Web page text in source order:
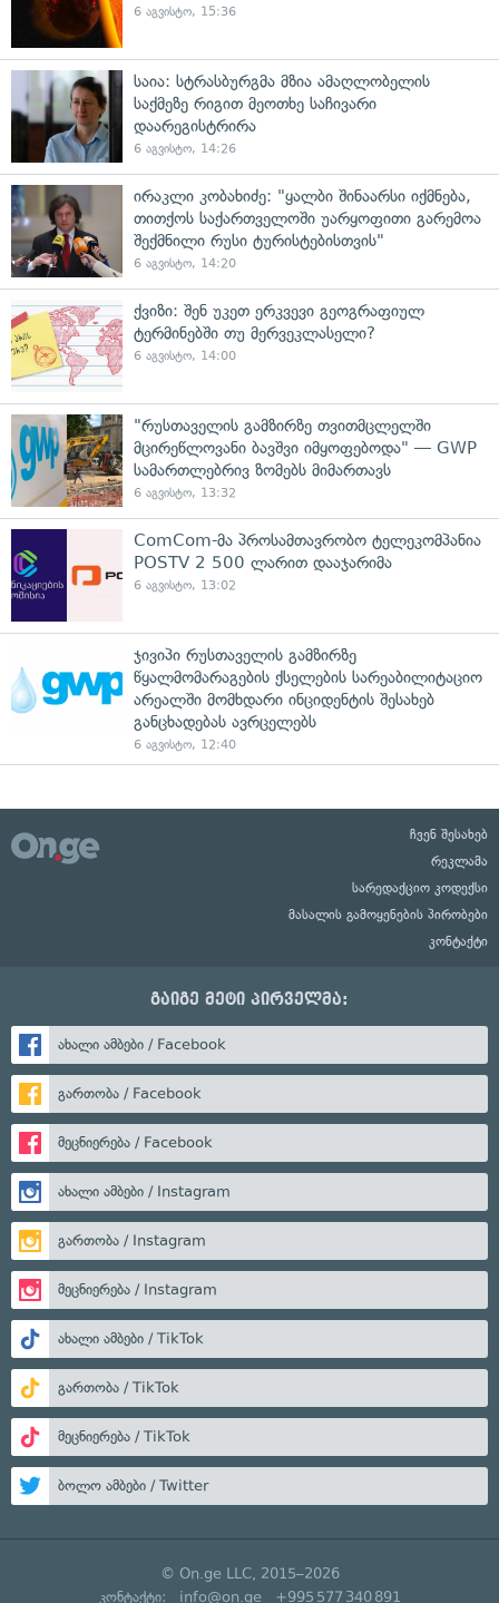
6 აგვისტო, 15:36
საია: სტრასბურგმა მზია ამაღლობელის
საქმეზე რიგით მეოთხე საჩივარი
დაარეგისტრირა
6 აგვისტო, 14:26
ირაკლი კობახიძე: "ყალბი შინაარსი იქმნება,
თითქოს საქართველოში უარყოფითი გარემოა
შექმნილი რუსი ტურისტებისთვის"
6 აგვისტო, 14:20
ქვიზი: შენ უკეთ ერკვევი გეოგრაფიულ
ტერმინებში თუ მერვეკლასელი?
6 აგვისტო, 14:00
"რუსთაველის გამზირზე თვითმცლელში
მცირეწლოვანი ბავშვი იმყოფებოდა" — GWP
სამართლებრივ ზომებს მიმართავს
6 აგვისტო, 13:32
ComCom-მა პროსამთავრობო ტელეკომპანია
POSTV 2 500 ლარით დააჯარიმა
6 აგვისტო, 13:02
ჯივიპი რუსთაველის გამზირზე
წყალმომარაგების ქსელების სარეაბილიტაციო
არეალში მომხდარი ინციდენტის შესახებ
განცხადებას ავრცელებს
6 აგვისტო, 12:40
ჩვენ შესახებ
რეკლამა
სარედაქციო კოდექსი
მასალის გამოყენების პირობები
კონტაქტი
გაიგე მეტი პირველმა:
ახალი ამბები / Facebook
გართობა / Facebook
მეცნიერება / Facebook
ახალი ამბები / Instagram
გართობა / Instagram
მეცნიერება / Instagram
ახალი ამბები / TikTok
გართობა / TikTok
მეცნიერება / TikTok
ბოლო ამბები / Twitter
© On.ge LLC, 2015–2026
კონტაქტი: info@on.ge +995 577 340 891